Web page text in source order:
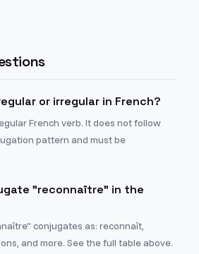
or irregular in French?
French verb. It does not follow
pattern and must be
"reconnaître" in the
conjugates as: reconnaît,
and more. See the full table above.